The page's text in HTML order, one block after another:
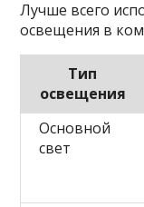
Лучше всего
освещения в
Тип
освещения
Основной
свет